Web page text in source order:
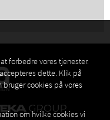
forbedre vores tjenester.
dette. Klik på
bruger cookies på vores
om hvilke cookies vi